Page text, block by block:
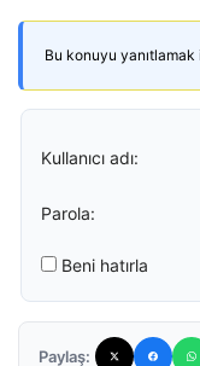
Bu konuyu yanıtlamak
Kullanıcı adı:
Parola:
Beni hatırla
Paylaş: